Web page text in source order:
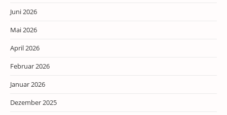
Juni 2026
Mai 2026
April 2026
Februar 2026
Januar 2026
Dezember 2025